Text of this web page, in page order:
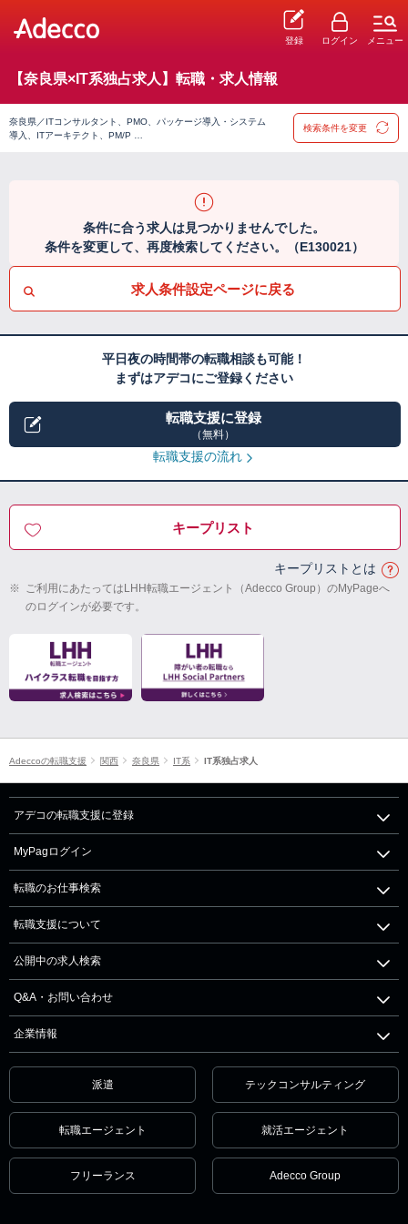
登録 ログイン メニュー
【奈良県×IT系独占求人】転職・求人情報
奈良県／ITコンサルタント、PMO、パッケージ導入・システム
導入、ITアーキテクト、PM/P …
検索条件を変更
条件に合う求人は見つかりませんでした。
条件を変更して、再度検索してください。（E130021）
求人条件設定ページに戻る
平日夜の時間帯の転職相談も可能！
まずはアデコにご登録ください
転職支援に登録
（無料）
転職支援の流れ
キープリスト
キープリストとは
※ ご利用にあたってはLHH転職エージェント（Adecco Group）のMyPageへ
のログインが必要です。
Adeccoの転職支援 関西 奈良県 IT系 IT系独占求人
アデコの転職支援に登録
MyPagログイン
転職のお仕事検索
転職支援について
公開中の求人検索
Q&A・お問い合わせ
企業情報
派遣 テックコンサルティング
転職エージェント 就活エージェント
フリーランス Adecco Group